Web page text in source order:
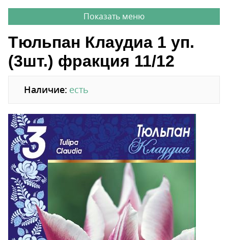
Тюльпан Клаудиа 1 уп.
(3шт.) фракция 11/12
Наличие: есть